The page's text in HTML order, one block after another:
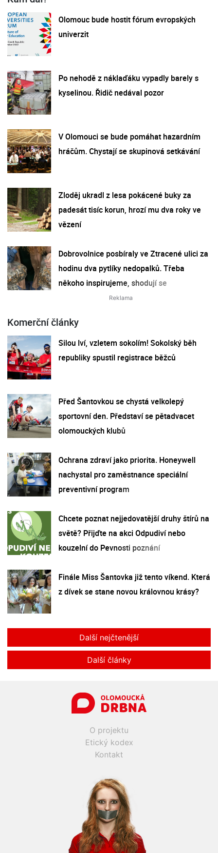
Olomouc bude hostit fórum evropských
univerzit
Po nehodě z náklaďáku vypadly barely s
kyselinou. Řidič nedával pozor
V Olomouci se bude pomáhat hazardním
hráčům. Chystají se skupinová setkávání
Zloděj ukradl z lesa pokácené buky za
padesát tisíc korun, hrozí mu dva roky ve
vězení
Dobrovolnice posbíraly ve Ztracené ulici za
hodinu dva pytlíky nedopalků. Třeba
někoho inspirujeme, shodují se
Komerční články
Silou lví, vzletem sokolím! Sokolský běh
republiky spustil registrace běžců
Před Šantovkou se chystá velkolepý
sportovní den. Představí se pětadvacet
olomouckých klubů
Ochrana zdraví jako priorita. Honeywell
nachystal pro zaměstnance speciální
preventivní program
Chcete poznat nejjedovatější druhy štírů na
světě? Přijďte na akci Odpudiví nebo
kouzelní do Pevnosti poznání
Finále Miss Šantovka již tento víkend. Která
z dívek se stane novou královnou krásy?
Další nejčtenější
Další články
O projektu
Etický kodex
Kontakt